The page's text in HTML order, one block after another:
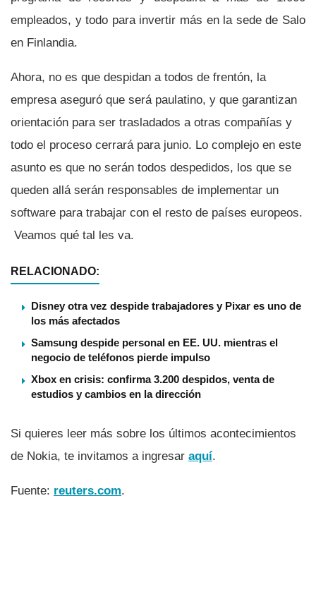
empleados, y todo para invertir más en la sede de Salo
en Finlandia.
Ahora, no es que despidan a todos de frentón, la
empresa aseguró que será paulatino, y que garantizan
orientación para ser trasladados a otras compañí­as y
todo el proceso cerrará para junio. Lo complejo en este
asunto es que no serán todos despedidos, los que se
queden allá serán responsables de implementar un
software para trabajar con el resto de paí­ses europeos.
Veamos qué tal les va.
RELACIONADO:
Disney otra vez despide trabajadores y Pixar es uno de
los más afectados
Samsung despide personal en EE. UU. mientras el
negocio de teléfonos pierde impulso
Xbox en crisis: confirma 3.200 despidos, venta de
estudios y cambios en la dirección
Si quieres leer más sobre los últimos acontecimientos
de Nokia, te invitamos a ingresar aquí­.
Fuente: reuters.com.